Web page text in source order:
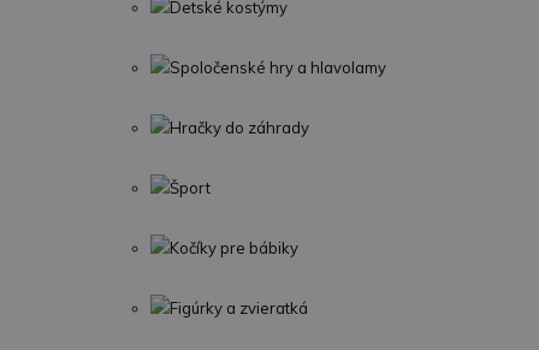
Detské kostýmy
Spoločenské hry a hlavolamy
Hračky do záhrady
Šport
Kočíky pre bábiky
Figúrky a zvieratká